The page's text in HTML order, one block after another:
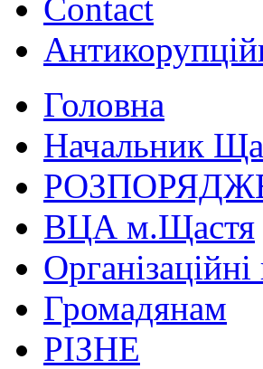
Contact
Головна
Начальник
ВЦА м.Щастя
Громадянам
РІЗНЕ